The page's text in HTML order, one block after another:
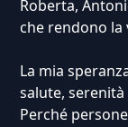
Roberta,
che rendono la
La mia
salute,
Perché